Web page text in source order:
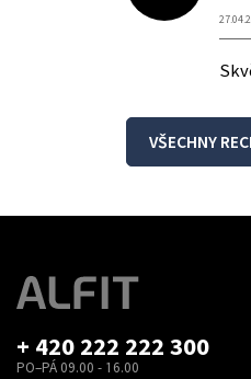
VŠECHNY
+ 420 222 222 300
PO–PÁ 09.00 - 16.00